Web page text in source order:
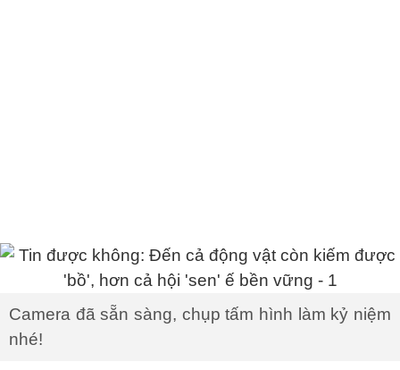
Camera đã sẵn sàng, chụp tấm hình làm kỷ niệm
nhé!